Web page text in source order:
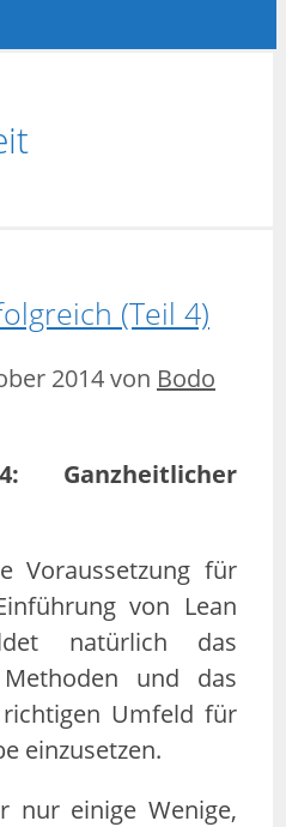
(Teil 4)
2014von Bodo
Ganzheitlicher
Voraussetzung für
von Lean
natürlich das
und das
Umfeld für
einzusetzen.
nur einige Wenige,